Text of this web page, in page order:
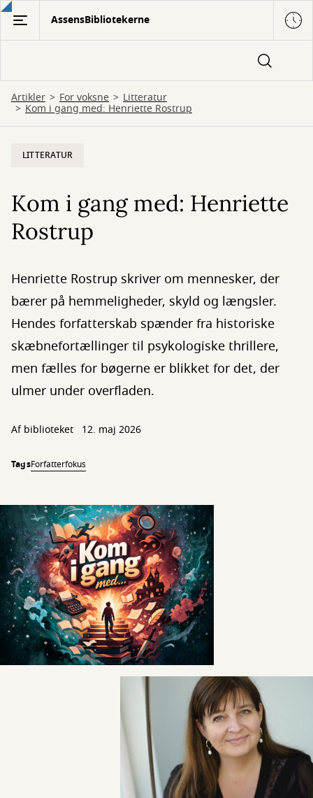
Gå
hovedindhold
AssensBibliotekerne
Artikler For voksne Litteratur
Kom i gang med: Henriette Rostrup
LITTERATUR
Kom i gang med: Henriette
Rostrup
Henriette Rostrup skriver om mennesker, der
bærer på hemmeligheder, skyld og længsler.
Hendes forfatterskab spænder fra historiske
skæbnefortællinger til psykologiske thrillere,
men fælles for bøgerne er blikket for det, der
ulmer under overfladen.
Af biblioteket 12. maj 2026
TagsForfatterfokus